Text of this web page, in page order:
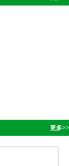
更多>>